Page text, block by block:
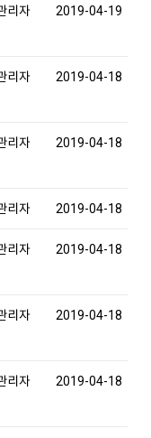
리자 2019-04-19
리자 2019-04-18
리자 2019-04-18
리자 2019-04-18
리자 2019-04-18
리자 2019-04-18
리자 2019-04-18